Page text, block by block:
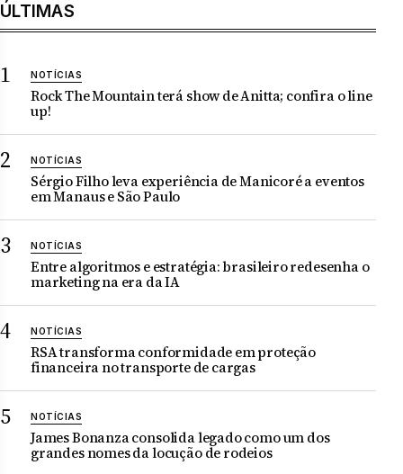
ÚLTIMAS
NOTÍCIAS
Rock The Mountain terá show de Anitta; confira o line
up!
NOTÍCIAS
Sérgio Filho leva experiência de Manicoré a eventos
em Manaus e São Paulo
NOTÍCIAS
Entre algoritmos e estratégia: brasileiro redesenha o
marketing na era da IA
NOTÍCIAS
RSA transforma conformidade em proteção
financeira no transporte de cargas
NOTÍCIAS
James Bonanza consolida legado como um dos
grandes nomes da locução de rodeios